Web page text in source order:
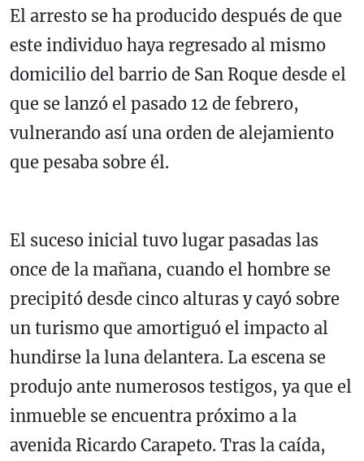
El arresto se ha producido después de que
este individuo haya regresado al mismo
domicilio del barrio de San Roque desde el
que se lanzó el pasado 12 de febrero,
vulnerando así una orden de alejamiento
que pesaba sobre él.
El suceso inicial tuvo lugar pasadas las
once de la mañana, cuando el hombre se
precipitó desde cinco alturas y cayó sobre
un turismo que amortiguó el impacto al
hundirse la luna delantera. La escena se
produjo ante numerosos testigos, ya que el
inmueble se encuentra próximo a la
avenida Ricardo Carapeto. Tras la caída,